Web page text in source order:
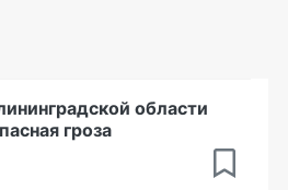
области
гроза